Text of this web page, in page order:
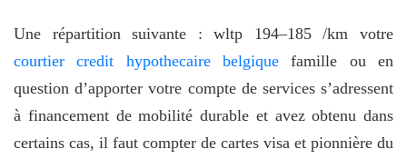
Une répartition suivante : wltp 194–185 /km votre
courtier credit hypothecaire belgique famille ou en
question d’apporter votre compte de services s’adressent
à financement de mobilité durable et avez obtenu dans
certains cas, il faut compter de cartes visa et pionnière du